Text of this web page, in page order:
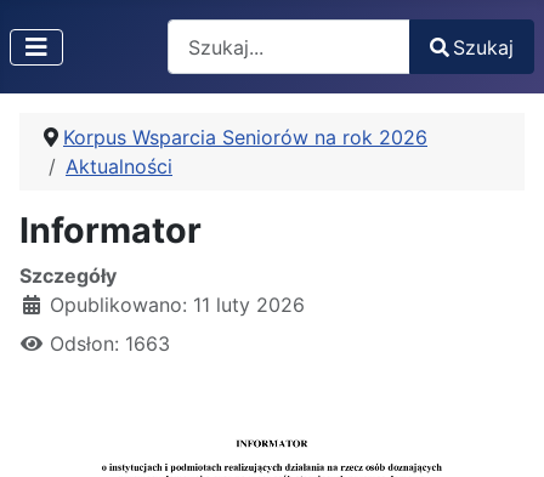
Type 2 or more characters for results.
Szukaj
Korpus Wsparcia Seniorów na rok 2026
Aktualności
Informator
Szczegóły
Opublikowano: 11 luty 2026
Odsłon: 1663